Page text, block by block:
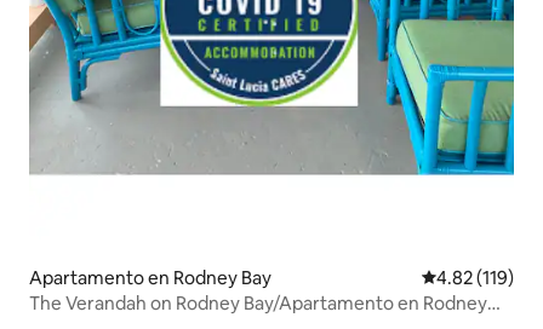
Apartamento en Rodney Bay Calificación
4.82 (119)
The Verandah on Rodney Bay/Apartamento en Rodney